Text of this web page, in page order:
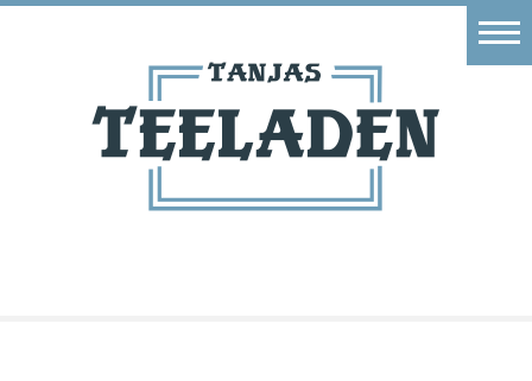
Geschäft